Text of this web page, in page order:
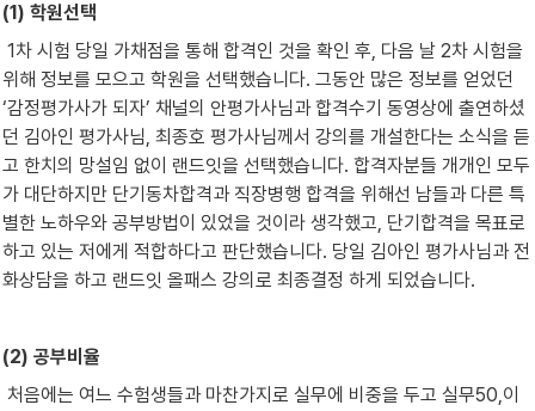
(1) 학원선택
위해 정보를 모으고 학원을 선택했습니다. 그동안 많은 정보를 얻었던
‘감정평가사가 되자’ 채널의 안평가사님과 합격수기 동영상에 출연하셨
던 김아인 평가사님, 최종호 평가사님께서 강의를 개설한다는 소식을 듣
고 한치의 망설임 없이 랜드잇을 선택했습니다. 합격자분들 개개인 모두
가 대단하지만 단기동차합격과 직장병행 합격을 위해선 남들과 다른 특
별한 노하우와 공부방법이 있었을 것이라 생각했고, 단기합격을 목표로
하고 있는 저에게 적합하다고 판단했습니다. 당일 김아인 평가사님과 전
화상담을 하고 랜드잇 올패스 강의로 최종결정 하게 되었습니다.
(2) 공부비율